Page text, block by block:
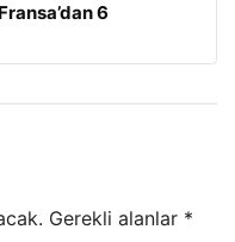
6
Gerekli alanlar *